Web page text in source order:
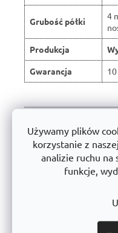
Używamy plików
korzystanie z
analizie ruchu na
funkcje,
Grubość półki
4
Produkcja
Gwarancja
Dlaczego warto
RNDU-KUI eko
TRESTLES a.s. jest
w dziedzinie regałów
Stabilna